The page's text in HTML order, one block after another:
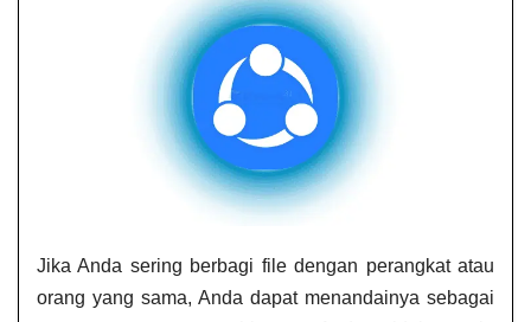
Jika Anda sering berbagi file dengan perangkat atau
orang yang sama, Anda dapat menandainya sebagai